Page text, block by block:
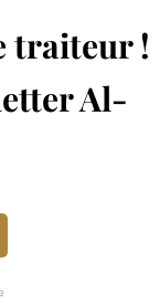
traiteur !
Al-